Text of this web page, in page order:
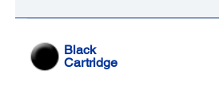
Black
Cartridge